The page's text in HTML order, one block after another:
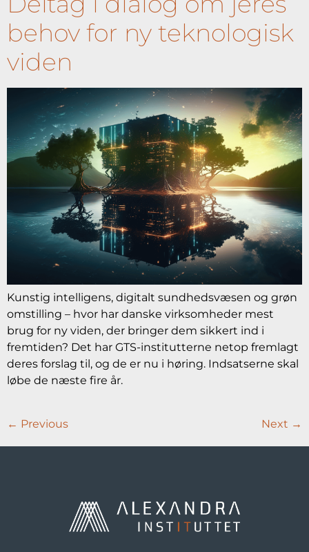
behov for ny teknologisk
viden
Kunstig intelligens, digitalt sundhedsvæsen og grøn
omstilling – hvor har danske virksomheder mest
brug for ny viden, der bringer dem sikkert ind i
fremtiden? Det har GTS-institutterne netop fremlagt
deres forslag til, og de er nu i høring. Indsatserne skal
løbe de næste fire år.
← Previous Next →